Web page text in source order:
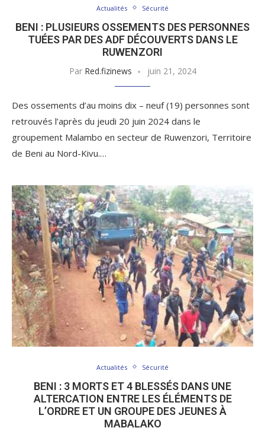
Actualités Sécurité
BENI : PLUSIEURS OSSEMENTS DES PERSONNES
TUÉES PAR DES ADF DÉCOUVERTS DANS LE
RUWENZORI
Par Red.fizinews juin 21, 2024
Des ossements d’au moins dix – neuf (19) personnes sont
retrouvés l’après du jeudi 20 juin 2024 dans le
groupement Malambo en secteur de Ruwenzori, Territoire
de Beni au Nord-Kivu.…
Actualités Sécurité
BENI : 3 MORTS ET 4 BLESSÉS DANS UNE
ALTERCATION ENTRE LES ÉLÉMENTS DE
L’ORDRE ET UN GROUPE DES JEUNES À
MABALAKO